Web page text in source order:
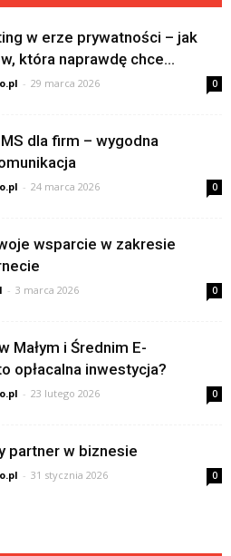
w erze prywatności – jak
która naprawdę chce...
- 29 marca 2026 0
dla firm – wygodna
- 24 marca 2026 0
wsparcie w zakresie
- 3 marca 2026 0
Małym i Średnim E-
opłacalna inwestycja?
- 23 lutego 2026 0
partner w biznesie
- 31 stycznia 2026 0